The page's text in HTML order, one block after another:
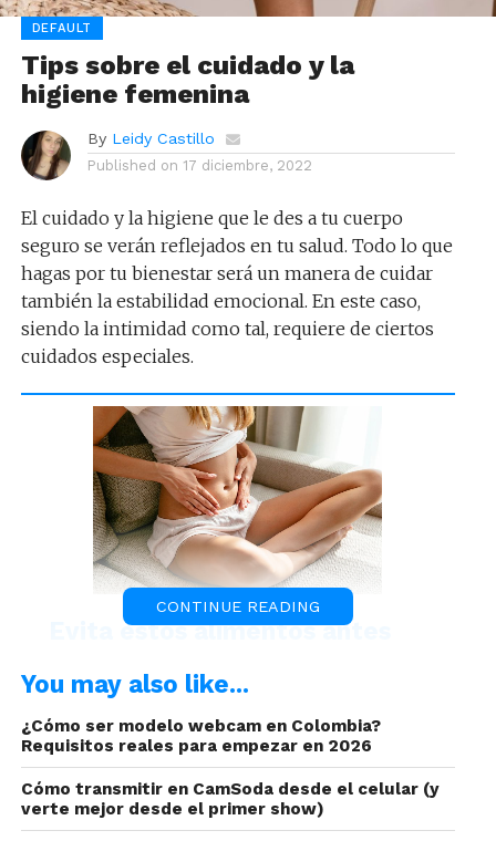
DEFAULT
Tips sobre el cuidado y la
higiene femenina
By Leidy Castillo
Published on 17 diciembre, 2022
El cuidado y la higiene que le des a tu cuerpo
seguro se verán reflejados en tu salud. Todo lo que
hagas por tu bienestar será un manera de cuidar
también la estabilidad emocional. En este caso,
siendo la intimidad como tal, requiere de ciertos
cuidados especiales.
Evita estos alimentos antes
colon
CONTINUE READING
You may also like...
¿Cómo ser modelo webcam en Colombia?
Requisitos reales para empezar en 2026
Cómo transmitir en CamSoda desde el celular (y
verte mejor desde el primer show)